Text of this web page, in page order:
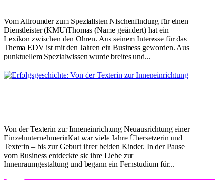
Vom Allrounder zum Spezialisten Nischenfindung für einen
Dienstleister (KMU)Thomas (Name geändert) hat ein
Lexikon zwischen den Ohren. Aus seinem Interesse für das
Thema EDV ist mit den Jahren ein Business geworden. Aus
punktuellem Spezialwissen wurde breites und...
Von der Texterin zur Inneneinrichtung Neuausrichtung einer
EinzelunternehmerinKat war viele Jahre Übersetzerin und
Texterin – bis zur Geburt ihrer beiden Kinder. In der Pause
vom Business entdeckte sie ihre Liebe zur
Innenraumgestaltung und begann ein Fernstudium für...